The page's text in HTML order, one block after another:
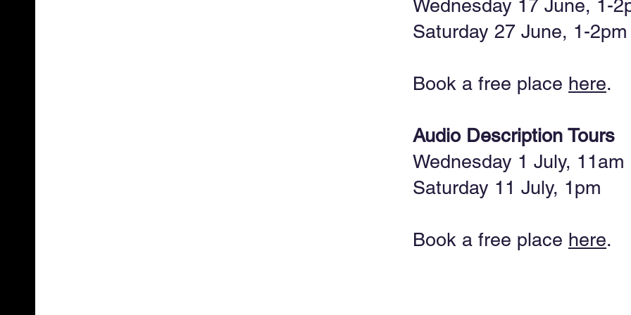
Wednesday 17 June, 1-
Saturday 27 June, 1-2pm
Book a free place here.
Audio Description Tours
Wednesday 1 July, 11am
Saturday 11 July, 1pm
Book a free place here.